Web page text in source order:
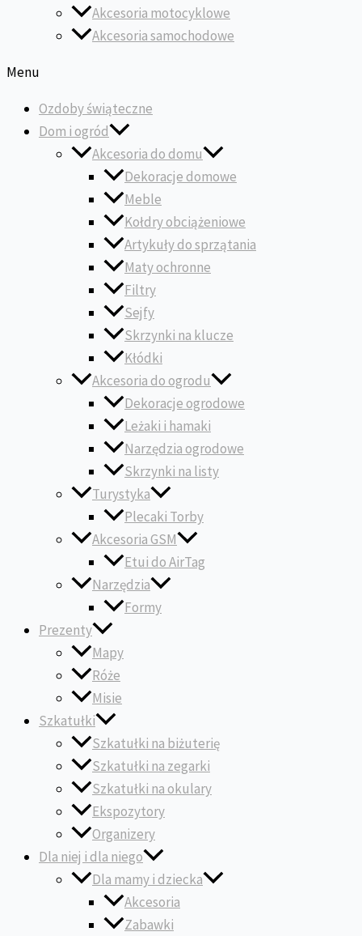
Akcesoria motocyklowe
Akcesoria samochodowe
Menu
Ozdoby świąteczne
Dom i ogród
Akcesoria do domu
Dekoracje domowe
Meble
Kołdry obciążeniowe
Artykuły do sprzątania
Maty ochronne
Filtry
Sejfy
Skrzynki na klucze
Kłódki
Akcesoria do ogrodu
Dekoracje ogrodowe
Leżaki i hamaki
Narzędzia ogrodowe
Skrzynki na listy
Turystyka
Plecaki Torby
Akcesoria GSM
Etui do AirTag
Narzędzia
Formy
Prezenty
Mapy
Róże
Misie
Szkatułki
Szkatułki na biżuterię
Szkatułki na zegarki
Szkatułki na okulary
Ekspozytory
Organizery
Dla niej i dla niego
Dla mamy i dziecka
Akcesoria
Zabawki